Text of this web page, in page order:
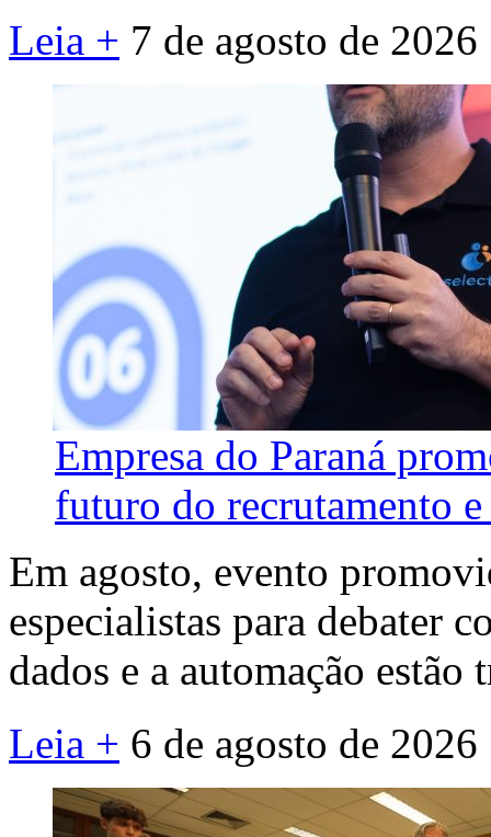
Leia + 7 de agosto de 2026
Empresa do Paraná
futuro do recrutamento
Em agosto, evento
especialistas para debater
dados e a automação estão
Leia + 6 de agosto de 2026